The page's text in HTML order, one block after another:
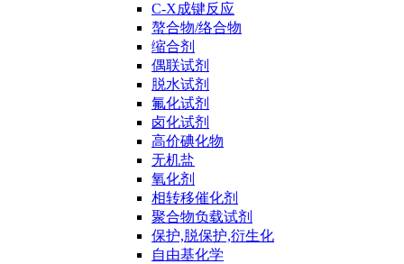
C-X成键反应
螯合物/络合物
缩合剂
偶联试剂
脱水试剂
氟化试剂
卤化试剂
高价碘化物
无机盐
氧化剂
相转移催化剂
聚合物负载试剂
保护,脱保护,衍生化
自由基化学